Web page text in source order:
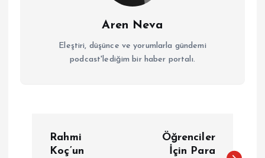
Aren Neva
Eleştiri, düşünce ve yorumlarla gündemi
podcast'lediğim bir haber portalı.
Rahmi
Koç’un
Öğrenciler
İçin Para